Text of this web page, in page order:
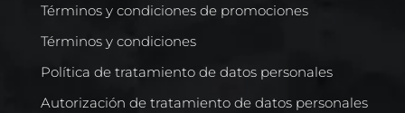
Términos y condiciones de promociones
Términos y condiciones
Política de tratamiento de datos personales
Autorización de tratamiento de datos personales